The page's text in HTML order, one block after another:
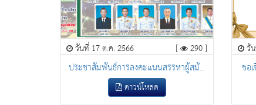
วันที่ 17 ต.ค. 2566 [ 290 ]
ประชาสัมพันธ์การลงคะเเนนสรรหาผู้สมั...
ดาวน์โหลด
วั
ขอ